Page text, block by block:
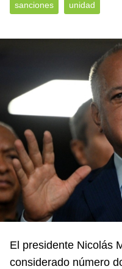
sanciones unidad
El presidente Nicolás
considerado número